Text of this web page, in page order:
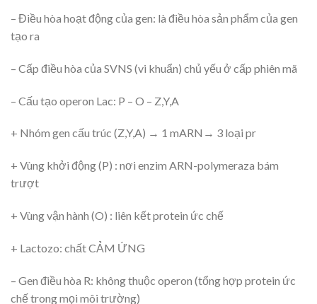
– Điều hòa hoạt động của gen: là điều hòa sản phẩm của gen
tạo ra
– Cấp điều hòa của SVNS (vi khuẩn) chủ yếu ở cấp phiên mã
– Cấu tạo operon Lac: P – O – Z,Y,A
+ Nhóm gen cấu trúc (Z,Y,A) → 1 mARN→ 3 loại pr
+ Vùng khởi động (P) : nơi enzim ARN-polymeraza bám
trượt
+ Vùng vận hành (O) : liên kết protein ức chế
+ Lactozo: chất CẢM ỨNG
– Gen điều hòa R: không thuộc operon (tổng hợp protein ức
chế trong mọi môi trường)